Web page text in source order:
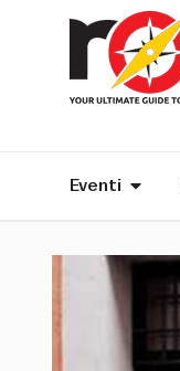
Eventi